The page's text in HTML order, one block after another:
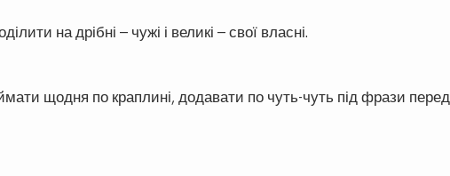
на дрібні – чужі і великі – свої власні.
щодня по краплині, додавати по чуть-чуть під фрази перед